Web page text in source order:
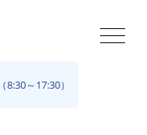
（8:30～17:30）